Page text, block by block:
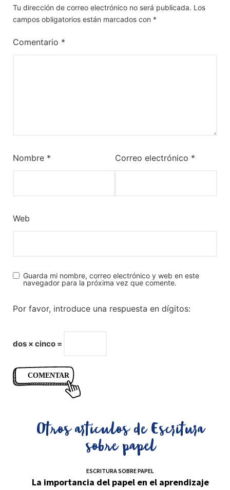
Tu dirección de correo electrónico no será publicada. Los
campos obligatorios están marcados con *
Comentario *
Nombre * Correo electrónico *
Web
Guarda mi nombre, correo electrónico y web en este
navegador para la próxima vez que comente.
Por favor, introduce una respuesta en dígitos:
dos × cinco =
Otros artículos deEscritura
sobre papel
ESCRITURA SOBRE PAPEL
La importancia del papel en el aprendizaje